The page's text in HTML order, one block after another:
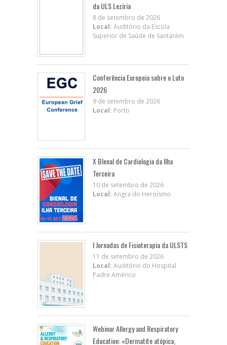
da ULS Lezíria
8 de setembro de 2026
Local: Auditório da Escola
Superior de Saúde de Santarém
Conferência Europeia sobre o Luto
2026
9 de setembro de 2026
Local: Porto
X BIenal de Cardiologia da Ilha
Terceira
10 de setembro de 2026
Local: Angra do Heroísmo
I Jornadas de Fisioterapia da ULSTS
11 de setembro de 2026
Local: Auditório do Hospital
Padre Américo
Webinar Allergy and Respiratory
Education: «Dermatite atópica,